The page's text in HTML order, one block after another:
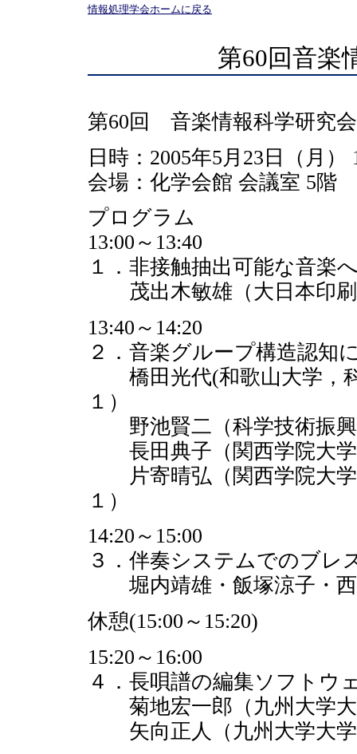
情報処理学会ホームに戻る
第60回音楽
第60回 音楽情報科学研究
日時：2005年5月23日（月）
会場：化学会館 会議室 5階
プログラム
13:00～13:40
１．非接触抽出可能な音楽
茂出木敏雄（大日本印刷
13:40～14:20
２．音楽グループ構造認知
橋田光代(和歌山大学，
１）
野池賢二（科学技術振興
長田典子（関西学院大
片寄晴弘（関西学院大学
１）
14:20～15:00
３．伴奏システムでのブレ
堀内靖雄・飯塚涼子・西
休憩(15:00～15:20)
15:20～16:00
４．長唄譜の編集ソフトウ
菊地宏一郎（九州大学大
矢向正人（九州大学大学